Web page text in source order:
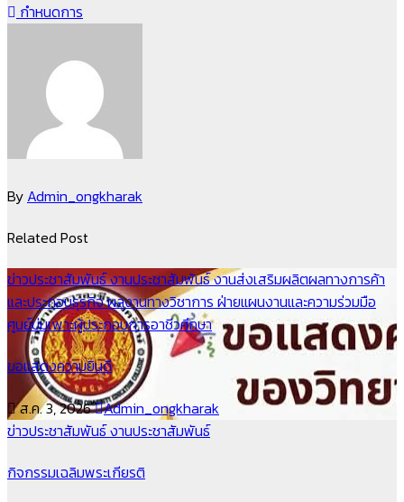
เรื่อง
กำหนดการ
By Admin_ongkharak
Related Post
ข่าวประชาสัมพันธ์งานประชาสัมพันธ์งานส่งเสริมผลิตผลทางการค้า
และประกอบธุรกิจผลงานทางวิชาการ ฝ่ายแผนงานและความร่วมมือ
ศูนย์บ่มเพาะผู้ประกอบการอาชีวศึกษา
ขอแสดงความยินดี
ส.ค. 3, 2026 Admin_ongkharak
ข่าวประชาสัมพันธ์งานประชาสัมพันธ์
กิจกรรมเฉลิมพระเกียรติ